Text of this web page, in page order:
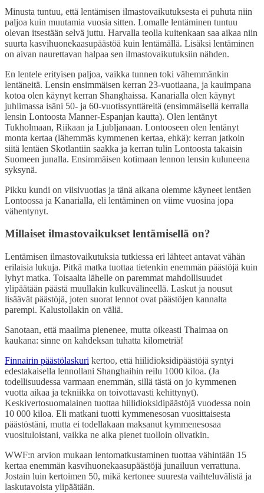
Share
Minusta tuntuu, että lentämisen ilmastovaikutuksesta ei puhuta niin
paljoa kuin muutamia vuosia sitten. Lomalle lentäminen tuntuu
olevan itsestään selvä juttu. Harvalla teolla kuitenkaan saa aikaa niin
suurta kasvihuonekaasupäästöä kuin lentämällä. Lisäksi lentäminen
on aivan naurettavan halpaa sen ilmastovaikutuksiin nähden.
En lentele erityisen paljoa, vaikka tunnen toki vähemmänkin
lentäneitä. Lensin ensimmäisen kerran 23-vuotiaana, ja kauimpana
kotoa olen käynyt kerran Shanghaissa. Kanarialla olen käynyt
juhlimassa isäni 50- ja 60-vuotissynttäreitä (ensimmäisellä kerralla
lensin Lontoosta Manner-Espanjan kautta). Olen lentänyt
Tukholmaan, Riikaan ja Ljubljanaan. Lontooseen olen lentänyt
monta kertaa (lähemmäs kymmenen kertaa, ehkä): kerran jatkoin
siitä lentäen Skotlantiin saakka ja kerran tulin Lontoosta takaisin
Suomeen junalla. Ensimmäisen kotimaan lennon lensin kuluneena
syksynä.
Pikku kundi on viisivuotias ja tänä aikana olemme käyneet lentäen
Lontoossa ja Kanarialla, eli lentäminen on viime vuosina jopa
vähentynyt.
Millaiset ilmastovaikukset lentämisellä on?
Lentämisen ilmastovaikutuksia tutkiessa eri lähteet antavat vähän
erilaisia lukuja. Pitkä matka tuottaa tietenkin enemmän päästöjä kuin
lyhyt matka. Toisaalta lähelle on paremmat mahdollisuudet
ylipäätään päästä muullakin kulkuvälineellä. Laskut ja nousut
lisäävät päästöjä, joten suorat lennot ovat päästöjen kannalta
parempi. Kalustollakin on väliä.
Sanotaan, että maailma pienenee, mutta oikeasti Thaimaa on
kaukana: sinne on kahdeksan tuhatta kilometriä!
Finnairin päästölaskuri kertoo, että hiilidioksidipäästöjä syntyi
edestakaisella lennollani Shanghaihin reilu 1000 kiloa. (Ja
todellisuudessa varmaan enemmän, sillä tästä on jo kymmenen
vuotta aikaa ja tekniikka on toivottavasti kehittynyt).
Keskivertosuomalainen tuottaa hiilidioksidipäästöjä vuodessa noin
10 000 kiloa. Eli matkani tuotti kymmenesosan vuosittaisesta
päästöstäni, mutta ei todellakaan maksanut kymmenesosaa
vuosituloistani, vaikka ne aika pienet tuolloin olivatkin.
WWF:n arvion mukaan lentomatkustaminen tuottaa vähintään 15
kertaa enemmän kasvihuonekaasupäästöjä junailuun verrattuna.
Jostain luin kertoimen 50, mikä kertonee suuresta vaihteluvälistä ja
laskutavoista ylipäätään.